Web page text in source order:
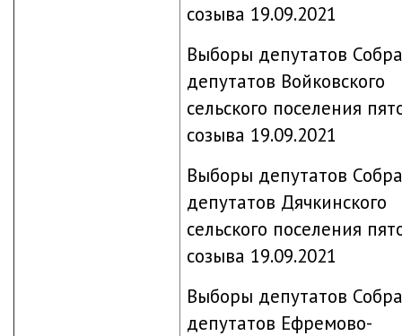
созыва 19.09.2021
Выборы депутатов
депутатов Войковского
сельского поселения
созыва 19.09.2021
Выборы депутатов
депутатов Дячкинского
сельского поселения
созыва 19.09.2021
Выборы депутатов
депутатов Ефремово-